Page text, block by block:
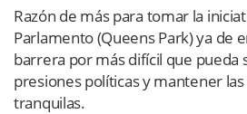
Razón de más para tomar la
Parlamento (Queens Park) ya de
barrera por más difícil que pueda
presiones políticas y mantener
tranquilas.